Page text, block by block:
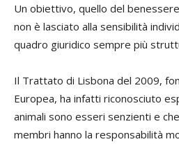
Un obiettivo, quello del
non è lasciato alla sensibilità
quadro giuridico sempre più
Il Trattato di Lisbona del 2009,
Europea, ha infatti riconosciuto
animali sono esseri senzienti e
membri hanno la responsabilità